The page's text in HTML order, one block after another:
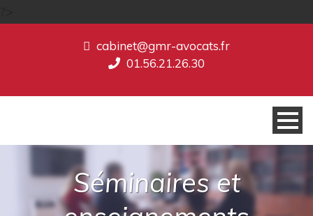
cabinet@gmr-avocats.fr
01.56.21.26.30
Séminaires et